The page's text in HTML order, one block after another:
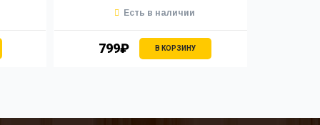
799₽ В КОРЗИНУ
Есть в наличии